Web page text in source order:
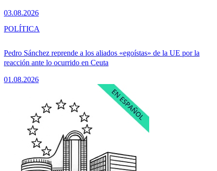
03.08.2026
Pedro Sánchez reprende a los aliados «egoístas» de la UE por la
reacción ante lo ocurrido en Ceuta
01.08.2026
POLÍTICA